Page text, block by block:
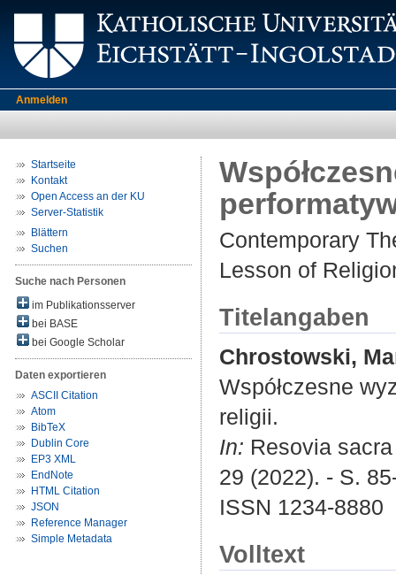
Anmelden
Startseite
Kontakt
Open Access an der KU
Server-Statistik
Blättern
Suchen
Suche nach Personen
im Publikationsserver
bei BASE
bei Google Scholar
Daten exportieren
ASCII Citation
Atom
BibTeX
Dublin Core
EP3 XML
EndNote
HTML Citation
JSON
Reference Manager
Simple Metadata
Contemporary
Lesson of
Titelangaben
Chrostowski,
Współczesne
religii.
In: Resovia
29 (2022). - S.
ISSN 1234-8880
Volltext